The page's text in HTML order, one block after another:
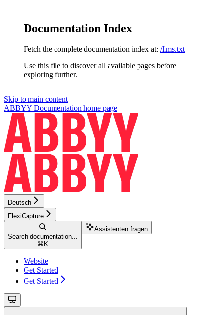
Documentation Index
Fetch the complete documentation index at: /llms.txt
Use this file to discover all available pages before
exploring further.
Skip to main content
ABBYY Documentation home page
Deutsch
FlexiCapture
Search documentation...
⌘ K
Assistenten fragen
Website
Get Started
Get Started